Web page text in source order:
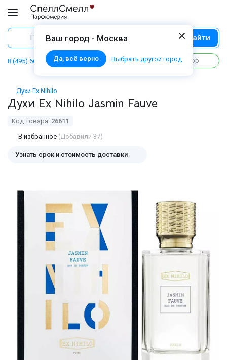
Ваш город - Москва
Да, всё верно Выбрать другой город
Поиск Найти
8 (495) 668 06 02 Написать в WhatsApp
Духи Ex Nihilo
Духи Ex Nihilo Jasmin Fauve
Код товара: 26611
В избранное (Добавили 37)
Узнать срок и стоимость доставки